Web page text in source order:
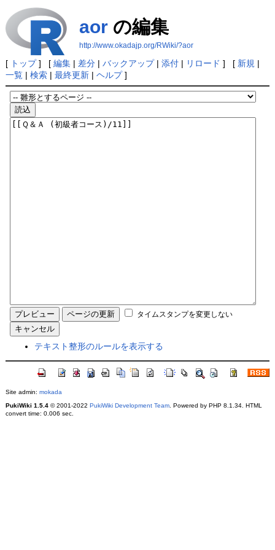
aorの編集
http://www.okadajp.org/RWiki/?aor
[ トップ] [ 編集| 差分| バックアップ| 添付| リロード ] [ 新規 |
一覧| 検索| 最終更新| ヘルプ]
タイムスタンプを変更しない
テキスト整形のルールを表示する
Site admin: mokada
PukiWiki 1.5.4© 2001-2022 PukiWiki Development Team. Powered by PHP 8.1.34. HTML
convert time: 0.006 sec.